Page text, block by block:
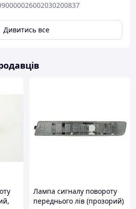
Дивитись все
Лампа сигналу повороту
переднього лів (прозорий)